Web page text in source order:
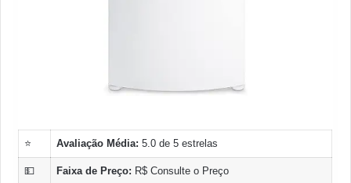
⭐ Avaliação Média: 5.0 de 5 estrelas
💵 Faixa de Preço: R$ Consulte o Preço